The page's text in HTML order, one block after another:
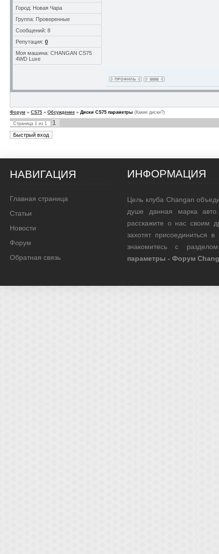
Город: Новая Чара
Группа: Проверенные
Сообщений: 8
Репутация: 0
Моя машина: CHANGAN CS75
4WD Luxe
Форум » CS75 » Обсуждение » Диски CS75 параметры (Какие диски?)
Страница 1 из 1 1
НАВИГАЦИЯ
Главная страница
Статьи
Новости
Форум
Обратная связь
ИНФОРМАЦИЯ
Цель клуба Changan
душе данная марка
расскажите о нас своим
захотят присоединиться
знакомитесь с
параметры - Форум